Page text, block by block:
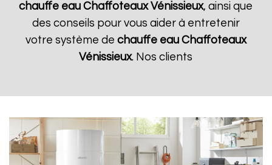
chauffe eau Chaffoteaux Vénissieux, ainsi que
des conseils pour vous aider à entretenir
votre système de chauffe eau Chaffoteaux
Vénissieux. Nos clients